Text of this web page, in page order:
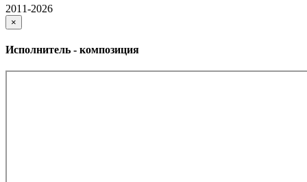
2011-2026
×
Исполнитель - композиция